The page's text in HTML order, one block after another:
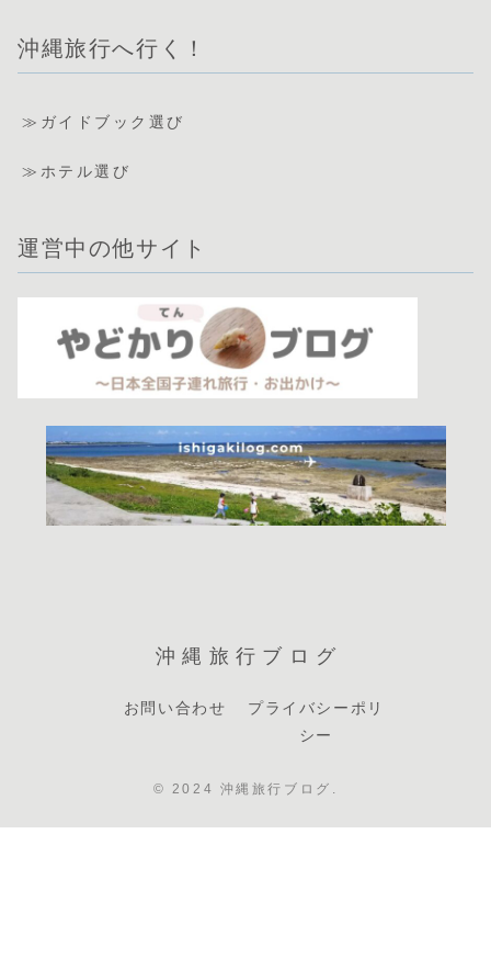
沖縄旅行へ行く！
≫ガイドブック選び
≫ホテル選び
運営中の他サイト
沖縄旅行ブログ
お問い合わせ
プライバシーポリ
シー
© 2024 沖縄旅行ブログ.